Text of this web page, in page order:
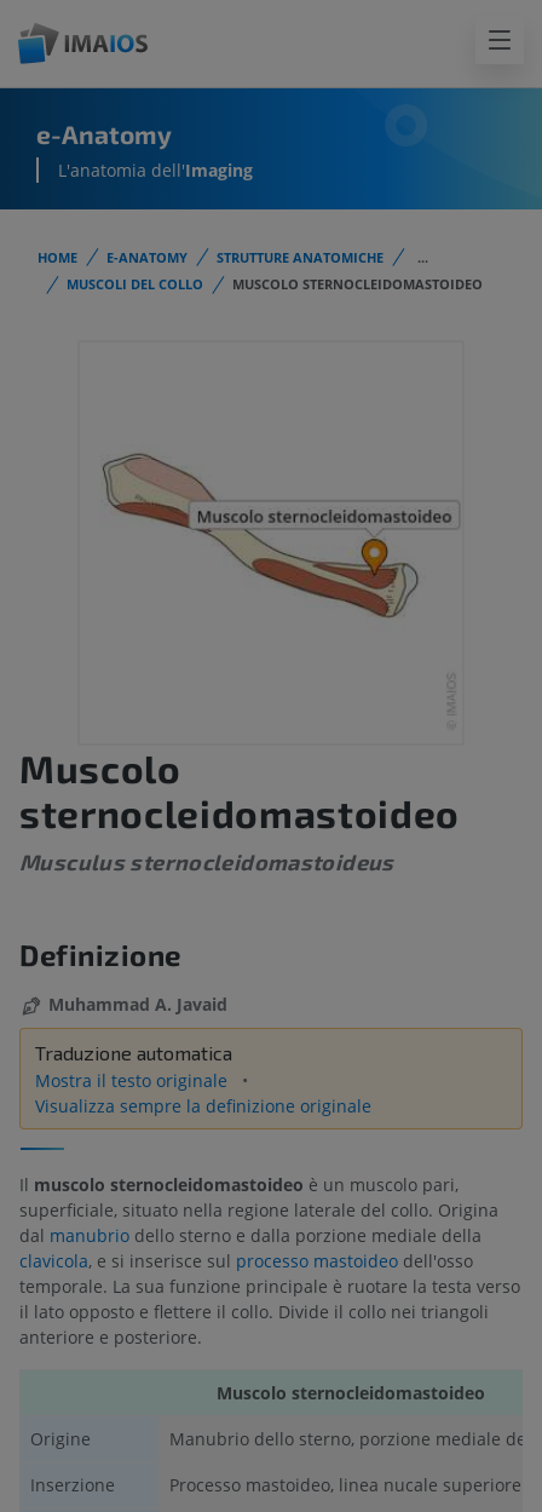
e-Anatomy
L'anatomia dell'Imaging
HOME E-ANATOMY STRUTTURE ANATOMICHE
...
MUSCOLI DEL COLLO
MUSCOLO STERNOCLEIDOMASTOIDEO
Muscolo
sternocleidomastoideo
Musculus sternocleidomastoideus
Definizione
Muhammad A. Javaid
Traduzione automatica
Mostra il testo originale
Visualizza sempre la definizione originale
Il muscolo sternocleidomastoideo è un muscolo pari,
superficiale, situato nella regione laterale del collo. Origina
dal manubrio dello sterno e dalla porzione mediale della
clavicola, e si inserisce sul processo mastoideo dell'osso
temporale. La sua funzione principale è ruotare la testa verso
il lato opposto e flettere il collo. Divide il collo nei triangoli
anteriore e posteriore.
Muscolo sternocleidomastoideo
Origine
Manubrio dello sterno, porzione mediale
Inserzione
Processo mastoideo, linea nucale superiore